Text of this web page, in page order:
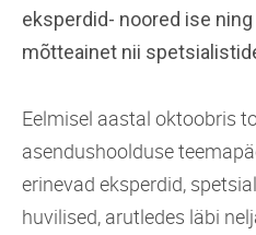
eksperdid- noored ise
mõtteainet nii
Eelmisel aastal oktoobris
asendushoolduse
erinevad eksperdid,
huvilised, arutledes läbi